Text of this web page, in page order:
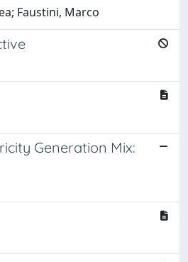
Faustini, Marco
Generation Mix: